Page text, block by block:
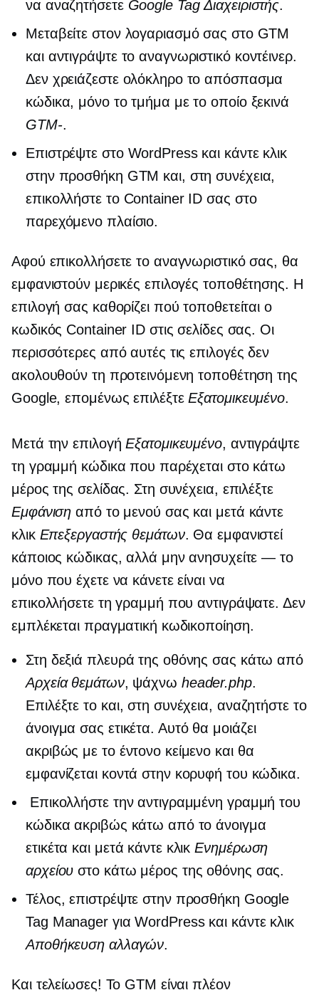
να αναζητήσετε Google Tag Διαχειριστής.
Μεταβείτε στον λογαριασμό σας στο GTM
και αντιγράψτε το αναγνωριστικό κοντέινερ.
Δεν χρειάζεστε ολόκληρο το απόσπασμα
κώδικα, μόνο το τμήμα με το οποίο ξεκινά
GTM-.
Επιστρέψτε στο WordPress και κάντε κλικ
στην προσθήκη GTM και, στη συνέχεια,
επικολλήστε το Container ID σας στο
παρεχόμενο πλαίσιο.
Αφού επικολλήσετε το αναγνωριστικό σας, θα
εμφανιστούν μερικές επιλογές τοποθέτησης. Η
επιλογή σας καθορίζει πού τοποθετείται ο
κωδικός Container ID στις σελίδες σας. Οι
περισσότερες από αυτές τις επιλογές δεν
ακολουθούν τη προτεινόμενη τοποθέτηση της
Google, επομένως επιλέξτεΕξατομικευμένο.
Μετά την επιλογήΕξατομικευμένο, αντιγράψτε
τη γραμμή κώδικα που παρέχεται στο κάτω
μέρος της σελίδας. Στη συνέχεια, επιλέξτε
Εμφάνιση από το μενού σας και μετά κάντε
κλικ Επεξεργαστής θεμάτων. Θα εμφανιστεί
κάποιος κώδικας, αλλά μην ανησυχείτε — το
μόνο που έχετε να κάνετε είναι να
επικολλήσετε τη γραμμή που αντιγράψατε. Δεν
εμπλέκεται πραγματική κωδικοποίηση.
Στη δεξιά πλευρά της οθόνης σας κάτω από
Αρχεία θεμάτων, ψάχνω header.php.
Επιλέξτε το και, στη συνέχεια, αναζητήστε το
άνοιγμα σας ετικέτα. Αυτό θα μοιάζει
ακριβώς με το έντονο κείμενο και θα
εμφανίζεται κοντά στην κορυφή του κώδικα.
Επικολλήστε την αντιγραμμένη γραμμή του
κώδικα ακριβώς κάτω από το άνοιγμα
ετικέτα και μετά κάντε κλικΕνημέρωση
αρχείου στο κάτω μέρος της οθόνης σας.
Τέλος, επιστρέψτε στην προσθήκη Google
Tag Manager για WordPress και κάντε κλικ
Αποθήκευση αλλαγών.
Και τελείωσες! Το GTM είναι πλέον